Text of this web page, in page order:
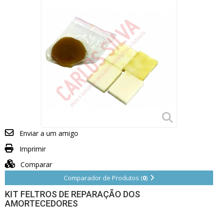
Enviar a um amigo
Imprimir
Comparar
Comparador de Produtos (0)
KIT FELTROS DE REPARAÇÃO DOS
AMORTECEDORES